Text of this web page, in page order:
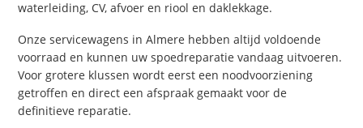
waterleiding, CV, afvoer en riool en daklekkage.
Onze servicewagens in Almere hebben altijd voldoende
voorraad en kunnen uw spoedreparatie vandaag uitvoeren.
Voor grotere klussen wordt eerst een noodvoorziening
getroffen en direct een afspraak gemaakt voor de
definitieve reparatie.